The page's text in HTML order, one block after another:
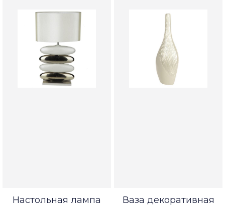
Настольная лампа
Ваза декоративная